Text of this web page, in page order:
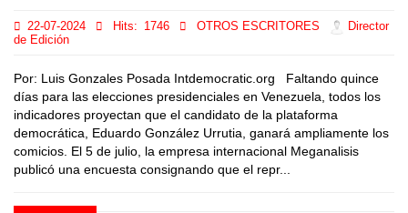
22-07-2024 Hits: 1746 OTROS ESCRITORES
Director
de Edición
Por: Luis Gonzales Posada Intdemocratic.org Faltando quince
días para las elecciones presidenciales en Venezuela, todos los
indicadores proyectan que el candidato de la plataforma
democrática, Eduardo González Urrutia, ganará ampliamente los
comicios. El 5 de julio, la empresa internacional Meganalisis
publicó una encuesta consignando que el repr...